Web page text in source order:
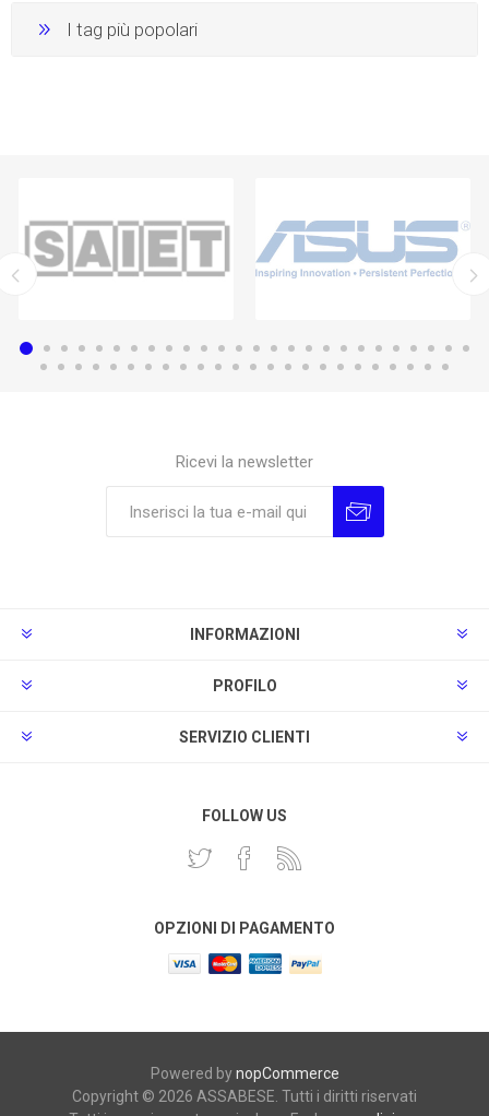
I tag più popolari
Ricevi la newsletter
INFORMAZIONI
PROFILO
SERVIZIO CLIENTI
FOLLOW US
OPZIONI DI PAGAMENTO
Powered bynopCommerce
Copyright © 2026 ASSABESE. Tutti i diritti riservati